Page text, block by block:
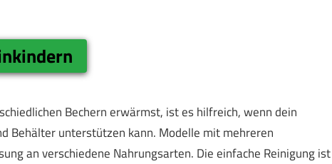
Bechern erwärmst, ist es hilfreich, wenn dein
Behälter unterstützen kann. Modelle mit mehreren
an verschiedene Nahrungsarten. Die einfache Reinigung ist